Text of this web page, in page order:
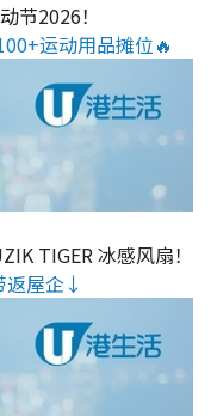
节2026！
运动用品摊位🔥
TIGER 冰感风扇！
返屋企↓